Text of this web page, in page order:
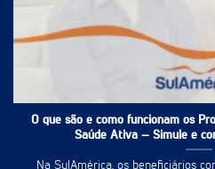
O que são e como funcionam os
Saúde Ativa – Simule e
Na SulAmérica, os beneficiários